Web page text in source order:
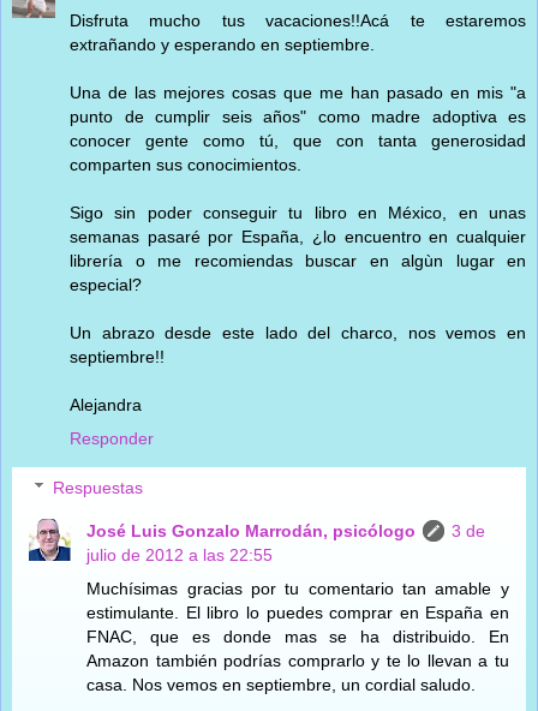
Disfruta mucho tus vacaciones!!Acá te estaremos
extrañando y esperando en septiembre.
Una de las mejores cosas que me han pasado en mis "a
punto de cumplir seis años" como madre adoptiva es
conocer gente como tú, que con tanta generosidad
comparten sus conocimientos.
Sigo sin poder conseguir tu libro en México, en unas
semanas pasaré por España, ¿lo encuentro en cualquier
librería o me recomiendas buscar en algùn lugar en
especial?
Un abrazo desde este lado del charco, nos vemos en
septiembre!!
Alejandra
Responder
Respuestas
José Luis Gonzalo Marrodán, psicólogo
3 de
julio de 2012 a las 22:55
Muchísimas gracias por tu comentario tan amable y
estimulante. El libro lo puedes comprar en España en
FNAC, que es donde mas se ha distribuido. En
Amazon también podrías comprarlo y te lo llevan a tu
casa. Nos vemos en septiembre, un cordial saludo.